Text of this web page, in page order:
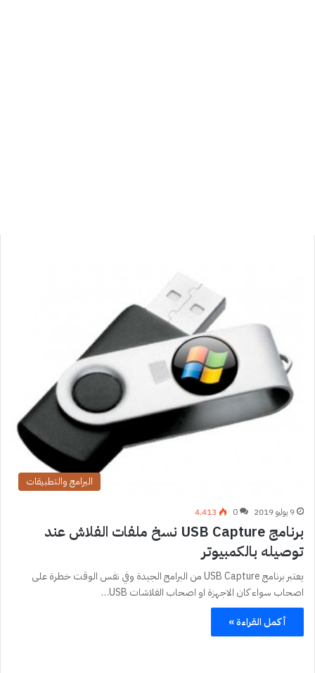
البرامج والتطبيقات
9 يوليو 2019 0 4٬413
برنامج USB Capture نسخ ملفات الفلاش عند
توصيله بالكمبيوتر
يعتبر برنامج USB Capture من البرامج الجيدة وفي نفس الوقت خطرة على
اصحاب سواء كان الاجهزة او اصحاب الفلاشات USB…
أكمل القراءة »